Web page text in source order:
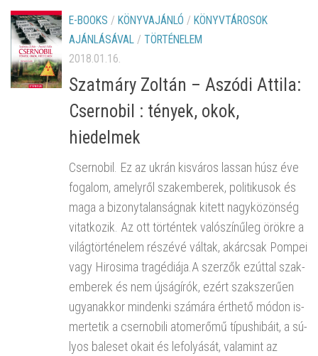
E-BOOKS / KÖNYVAJÁNLÓ / KÖNYVTÁROSOK
AJÁNLÁSÁVAL / TÖRTÉNELEM
2018.01.16.
Szatmáry Zoltán – Aszódi Attila:
Csernobil : tények, okok,
hiedelmek
Cser­no­bil. Ez az ukrán kis­vá­ros las­san húsz éve
fo­ga­lom, amely­ről szak­em­be­rek, po­li­ti­ku­sok és
maga a bi­zony­ta­lan­ság­nak ki­tett nagy­kö­zön­ség
vi­tat­ko­zik. Az ott tör­tén­tek va­ló­szí­nű­leg örök­re a
vi­lág­tör­té­ne­lem ré­szé­vé vál­tak, akár­csak Pom­pei
vagy Hi­ro­si­ma tra­gé­di­á­ja.A szer­zők ez­út­tal szak­
em­be­rek és nem új­ság­írók, ezért szak­sze­rű­en
ugyan­ak­kor min­den­ki szá­má­ra ért­he­tő módon is­
mer­te­tik a cser­no­bi­li atom­erő­mű tí­pus­hi­bá­it, a sú­
lyos bal­eset okait és le­fo­lyá­sát, va­la­mint az